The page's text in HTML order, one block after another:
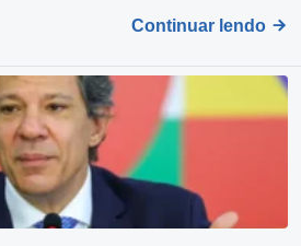
Continuar lendo